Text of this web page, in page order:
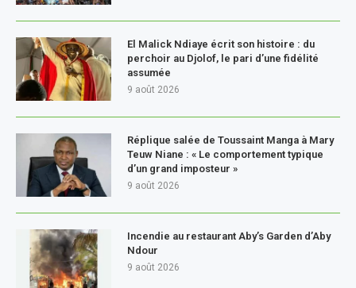
El Malick Ndiaye écrit son histoire : du
perchoir au Djolof, le pari d’une fidélité
assumée
9 août 2026
Réplique salée de Toussaint Manga à Mary
Teuw Niane : « Le comportement typique
d’un grand imposteur »
9 août 2026
Incendie au restaurant Aby’s Garden d’Aby
Ndour
9 août 2026